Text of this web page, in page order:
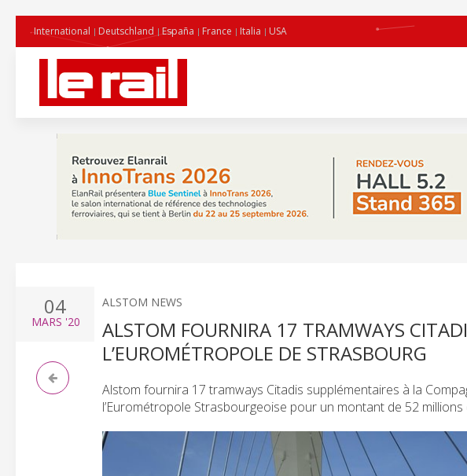
International Deutschland España France Italia USA
04
MARS '20
ALSTOM NEWS
ALSTOM FOURNIRA 17 TRAMWAYS
L’EUROMÉTROPOLE DE STRASBOURG
Alstom fournira 17 tramways Citadis supplémentaires à la
l’Eurométropole Strasbourgeoise pour un montant de 52 millions